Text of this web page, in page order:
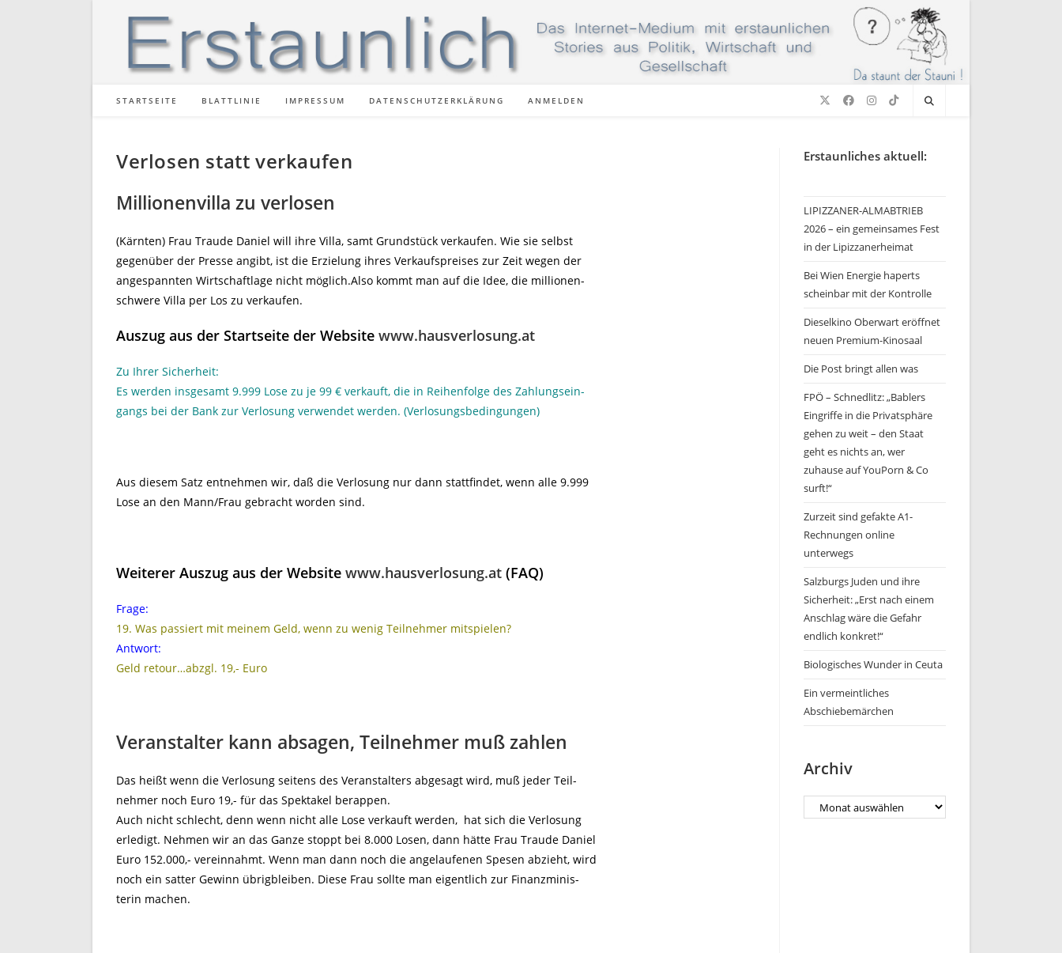
STARTSEITE BLATTLINIE IMPRESSUM DATENSCHUTZERKLÄRUNG ANMELDEN
Verlosen statt verkaufen
Millionenvilla zu verlosen
(Kärnten) Frau Traude Daniel will ihre Villa, samt Grundstück verkaufen. Wie sie selbst
gegenüber der Presse angibt, ist die Erzielung ihres Verkaufspreises zur Zeit wegen der
angespannten Wirtschaftlage nicht möglich.Also kommt man auf die Idee, die millionen-
schwere Villa per Los zu verkaufen.
Auszug aus der Startseite der Website www.hausverlosung.at
Zu Ihrer Sicherheit:
Es werden insgesamt 9.999 Lose zu je 99 € verkauft, die in Reihenfolge des Zahlungsein-
gangs bei der Bank zur Verlosung verwendet werden. (Verlosungsbedingungen)
Aus diesem Satz entnehmen wir, daß die Verlosung nur dann stattfindet, wenn alle 9.999
Lose an den Mann/Frau gebracht worden sind.
Weiterer Auszug aus der Website www.hausverlosung.at (FAQ)
Frage:
19. Was passiert mit meinem Geld, wenn zu wenig Teilnehmer mitspielen?
Antwort:
Geld retour…abzgl. 19,- Euro
Veranstalter kann absagen, Teilnehmer muß zahlen
Das heißt wenn die Verlosung seitens des Veranstalters abgesagt wird, muß jeder Teil-
nehmer noch Euro 19,- für das Spektakel berappen.
Auch nicht schlecht, denn wenn nicht alle Lose verkauft werden, hat sich die Verlosung
erledigt. Nehmen wir an das Ganze stoppt bei 8.000 Losen, dann hätte Frau Traude Daniel
Euro 152.000,- vereinnahmt. Wenn man dann noch die angelaufenen Spesen abzieht, wird
noch ein satter Gewinn übrigbleiben. Diese Frau sollte man eigentlich zur Finanzminis-
terin machen.
Erstaunliches aktuell:
LIPIZZANER-ALMABTRIEB
2026 – ein gemeinsames Fest
in der Lipizzanerheimat
Bei Wien Energie haperts
scheinbar mit der Kontrolle
Dieselkino Oberwart eröffnet
neuen Premium-Kinosaal
Die Post bringt allen was
FPÖ – Schnedlitz: „Bablers
Eingriffe in die Privatsphäre
gehen zu weit – den Staat
geht es nichts an, wer
zuhause auf YouPorn & Co
surft!“
Zurzeit sind gefakte A1-
Rechnungen online
unterwegs
Salzburgs Juden und ihre
Sicherheit: „Erst nach einem
Anschlag wäre die Gefahr
endlich konkret!“
Biologisches Wunder in Ceuta
Ein vermeintliches
Abschiebemärchen
Archiv
Archiv